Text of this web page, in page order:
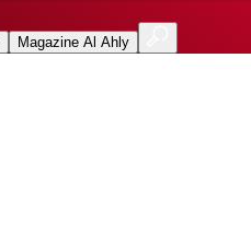
Magazine Al Ahly